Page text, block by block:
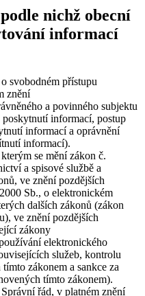
nichž obecní
informací
svobodném přístupu
znění
a povinného subjektu
informací, postup
informací a oprávnění
informací).
se mění zákon č.
a spisové službě a
ve znění pozdějších
Sb., o elektronickém
dalších zákonů (zákon
ve znění pozdějších
zákony
elektronického
služeb, kontrolu
zákonem a sankce za
tímto zákonem).
řád, v platném znění